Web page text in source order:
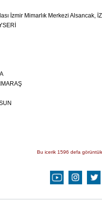
İzmir Mimarlık Merkezi Alsancak,
Bu icerik 1596 defa